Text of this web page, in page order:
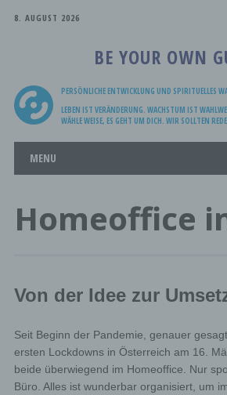
8. AUGUST 2026
BE YOUR OWN
PERSÖNLICHE ENTWICKLUNG UND SPIRITUELLES
LEBEN IST VERÄNDERUNG. WACHSTUM IST
WÄHLE WEISE, ES GEHT UM DICH. WIR SOLLTEN
Main menu
MENU
Homeoffice
Von der Idee zur
Seit Beginn der Pandemie, genauer
ersten Lockdowns in Österreich am 16.
beide überwiegend im Homeoffice. Nur
Büro. Alles ist wunderbar organisiert, um